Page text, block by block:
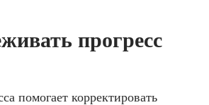
прогресс
помогает корректировать